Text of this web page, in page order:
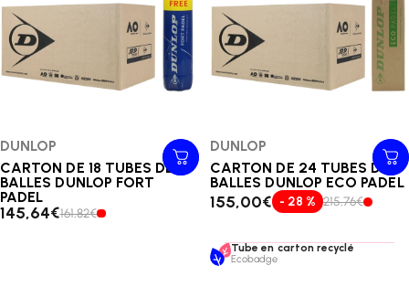
Distributeur:
DUNLOP
CARTON DE 18 TUBES DE 4
BALLES DUNLOP FORT
PADEL
145,64€161,82€
Distributeur:
DUNLOP
CARTON DE 24 TUBES DE 3
BALLES DUNLOP ECO PADEL
155,00€ - 28 % 215,76€
Tube en carton recyclé
Ecobadge